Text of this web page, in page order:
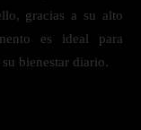
gracias a su alto
es ideal para
bienestar diario.